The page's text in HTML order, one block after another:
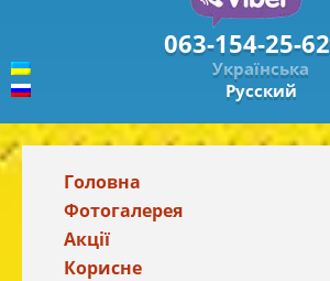
063-154-25-62
Українська
Русский
Головна
Фотогалерея
Акції
Корисне